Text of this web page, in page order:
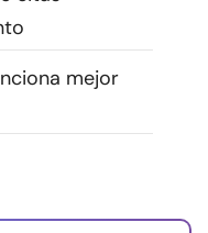
ES
mejor